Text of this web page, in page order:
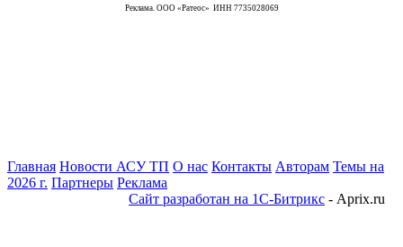
Реклама. ООО «Ратеос» ИНН 7735028069
Главная Новости АСУ ТП О нас Контакты Авторам Темы на
2026 г. Партнеры Реклама
Сайт разработан на 1С-Битрикс - Aprix.ru